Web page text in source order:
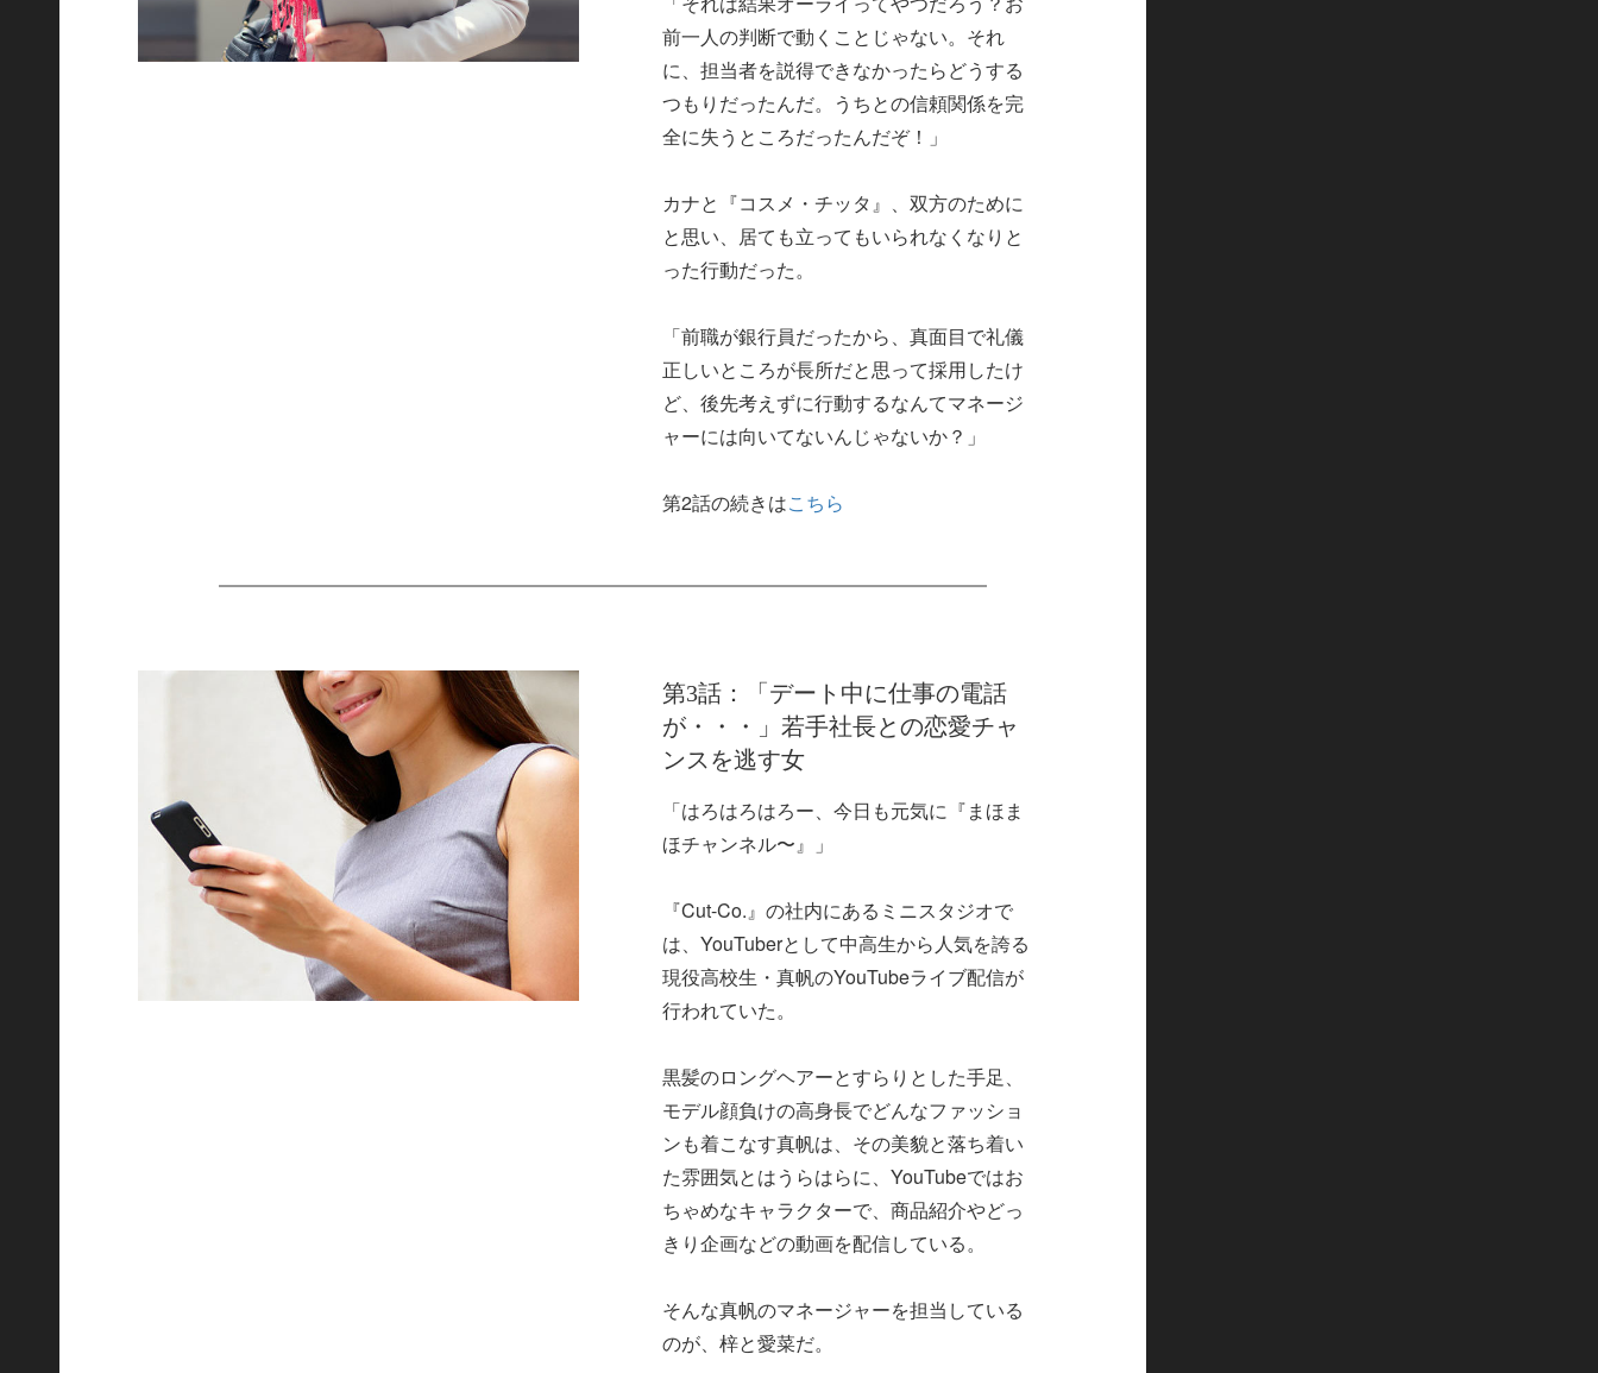
前一人の判断で動くことじゃない。それ
に、担当者を説得できなかったらどうする
つもりだったんだ。うちとの信頼関係を完
全に失うところだったんだぞ！」
カナと『コスメ・チッタ』、双方のために
と思い、居ても立ってもいられなくなりと
った行動だった。
「前職が銀行員だったから、真面目で礼儀
正しいところが長所だと思って採用したけ
ど、後先考えずに行動するなんてマネージ
ャーには向いてないんじゃないか？」
第2話の続きはこちら
第3話：「デート中に仕事の電話
が・・・」若手社長との恋愛チャ
ンスを逃す女
「はろはろはろー、今日も元気に『まほま
ほチャンネル〜』」
『Cut-Co.』の社内にあるミニスタジオで
は、YouTuberとして中高生から人気を誇る
現役高校生・真帆のYouTubeライブ配信が
行われていた。
黒髪のロングヘアーとすらりとした手足、
モデル顔負けの高身長でどんなファッショ
ンも着こなす真帆は、その美貌と落ち着い
た雰囲気とはうらはらに、YouTubeではお
ちゃめなキャラクターで、商品紹介やどっ
きり企画などの動画を配信している。
そんな真帆のマネージャーを担当している
のが、梓と愛菜だ。